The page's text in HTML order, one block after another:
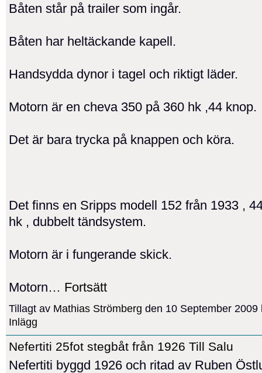
Båten står på trailer som ingår.
Båten har heltäckande kapell.
Handsydda dynor i tagel och riktigt läder.
Motorn är en cheva 350 på 360 hk ,44 knop.
Det är bara trycka på knappen och köra.
Det finns en Sripps modell 152 från 1933 ,
hk , dubbelt tändsystem.
Motorn är i fungerande skick.
Motorn… Fortsätt
Tillagt av Mathias Strömberg den 10 September
Inlägg
Nefertiti 25fot stegbåt från 1926 Till Salu
Nefertiti byggd 1926 och ritad av Ruben